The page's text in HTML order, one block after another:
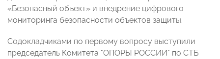
«Безопасный объект» и внедрение цифрового
мониторинга безопасности объектов защиты.
Содокладчиками по первому вопросу выступили
председатель Комитета "ОПОРЫ РОССИИ" по СТБ